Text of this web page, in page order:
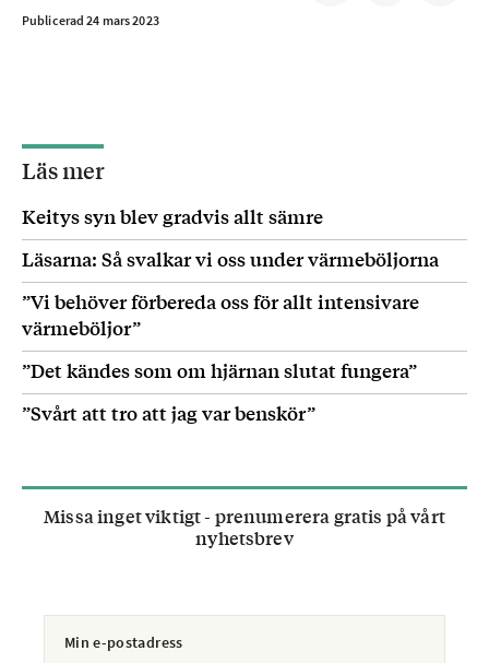
Publicerad 24 mars 2023
Läs mer
Keitys syn blev gradvis allt sämre
Läsarna: Så svalkar vi oss under värmeböljorna
”Vi behöver förbereda oss för allt intensivare
värmeböljor”
”Det kändes som om hjärnan slutat fungera”
”Svårt att tro att jag var benskör”
Missa inget viktigt - prenumerera gratis på vårt
nyhetsbrev